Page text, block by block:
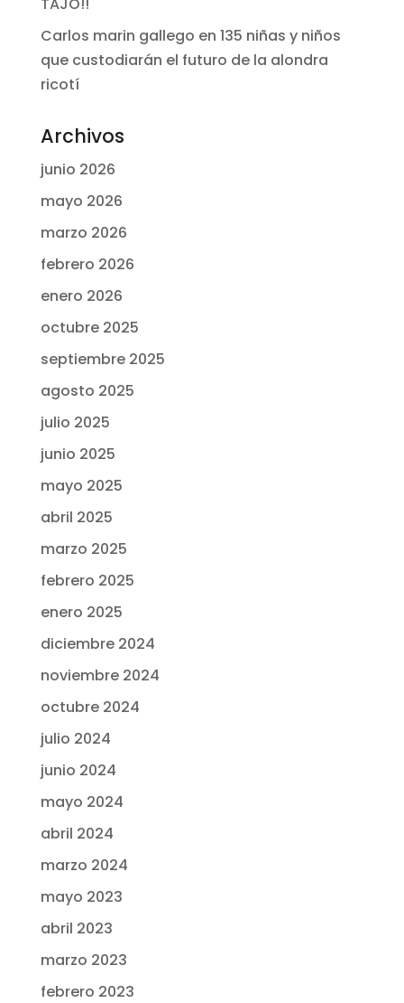
Carlos marin gallego en 135 niñas y niños
que custodiarán el futuro de la alondra
ricotí
Archivos
junio 2026
mayo 2026
marzo 2026
febrero 2026
enero 2026
octubre 2025
septiembre 2025
agosto 2025
julio 2025
junio 2025
mayo 2025
abril 2025
marzo 2025
febrero 2025
enero 2025
diciembre 2024
noviembre 2024
octubre 2024
julio 2024
junio 2024
mayo 2024
abril 2024
marzo 2024
mayo 2023
abril 2023
marzo 2023
febrero 2023